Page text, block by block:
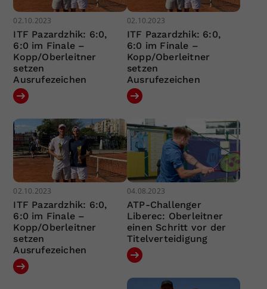
02.10.2023
ITF Pazardzhik: 6:0,
6:0 im Finale –
Kopp/Oberleitner
setzen
Ausrufezeichen
02.10.2023
ITF Pazardzhik: 6:0,
6:0 im Finale –
Kopp/Oberleitner
setzen
Ausrufezeichen
02.10.2023
ITF Pazardzhik: 6:0,
6:0 im Finale –
Kopp/Oberleitner
setzen
Ausrufezeichen
04.08.2023
ATP-Challenger
Liberec: Oberleitner
einen Schritt vor der
Titelverteidigung